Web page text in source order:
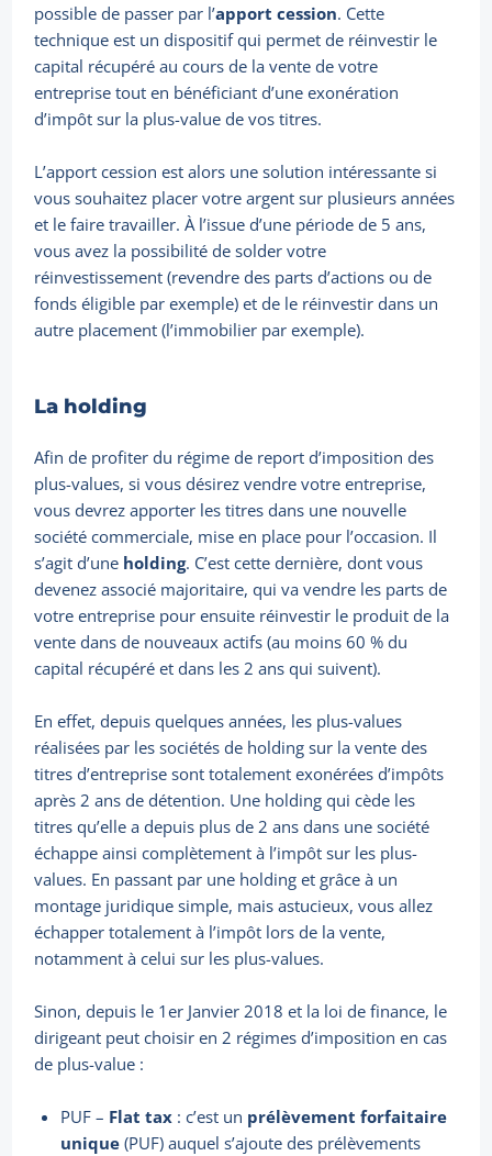
possible de passer par l’apport cession. Cette
technique est un dispositif qui permet de réinvestir le
capital récupéré au cours de la vente de votre
entreprise tout en bénéficiant d’une exonération
d’impôt sur la plus-value de vos titres.
L’apport cession est alors une solution intéressante si
vous souhaitez placer votre argent sur plusieurs années
et le faire travailler. À l’issue d’une période de 5 ans,
vous avez la possibilité de solder votre
réinvestissement (revendre des parts d’actions ou de
fonds éligible par exemple) et de le réinvestir dans un
autre placement (l’immobilier par exemple).
La holding
Afin de profiter du régime de report d’imposition des
plus-values, si vous désirez vendre votre entreprise,
vous devrez apporter les titres dans une nouvelle
société commerciale, mise en place pour l’occasion. Il
s’agit d’une holding. C’est cette dernière, dont vous
devenez associé majoritaire, qui va vendre les parts de
votre entreprise pour ensuite réinvestir le produit de la
vente dans de nouveaux actifs (au moins 60 % du
capital récupéré et dans les 2 ans qui suivent).
En effet, depuis quelques années, les plus-values
réalisées par les sociétés de holding sur la vente des
titres d’entreprise sont totalement exonérées d’impôts
après 2 ans de détention. Une holding qui cède les
titres qu’elle a depuis plus de 2 ans dans une société
échappe ainsi complètement à l’impôt sur les plus-
values. En passant par une holding et grâce à un
montage juridique simple, mais astucieux, vous allez
échapper totalement à l’impôt lors de la vente,
notamment à celui sur les plus-values.
Sinon, depuis le 1er Janvier 2018 et la loi de finance, le
dirigeant peut choisir en 2 régimes d’imposition en cas
de plus-value :
PUF – Flat tax : c’est un prélèvement forfaitaire
unique (PUF) auquel s’ajoute des prélèvements